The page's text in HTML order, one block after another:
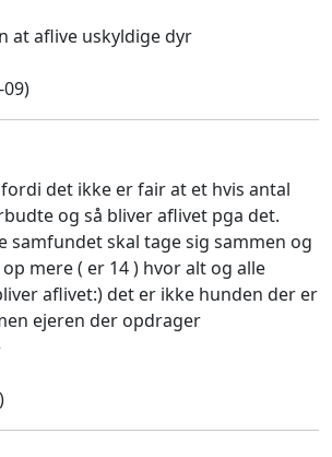
at aflive uskyldige dyr
det ikke er fair at et hvis antal
og så bliver aflivet pga det.
samfundet skal tage sig sammen og
mere ( er 14 ) hvor alt og alle
aflivet:) det er ikke hunden der er
ejeren der opdrager